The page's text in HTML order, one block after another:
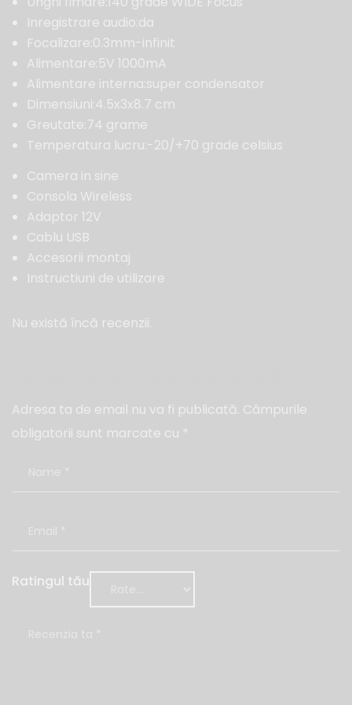
Inregistrare audio:da
Focalizare:0.3mm-infinit
Alimentare:5V 1000mA
Alimentare interna:super condensator
Dimensiuni:4.5x3x8.7 cm
Greutate:74 grame
Temperatura lucru:-20/+70 grade celsius
Camera in sine
Consola Wireless
Adaptor 12V
Cablu USB
Accesorii montaj
Instructiuni de utilizare
Nu există încă recenzii.
Adresa ta de email nu va fi publicată. Câmpurile
obligatorii sunt marcate cu *
Ratingul tău